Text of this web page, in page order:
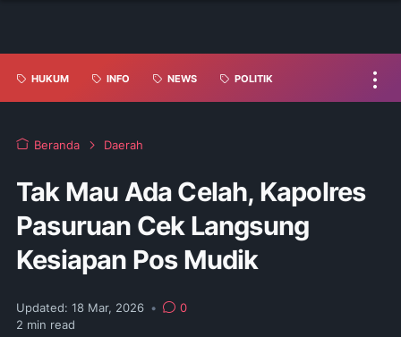
HUKUM INFO NEWS POLITIK
Beranda Daerah
Tak Mau Ada Celah, Kapolres
Pasuruan Cek Langsung
Kesiapan Pos Mudik
Updated: 18 Mar, 2026 •
0
2 min read